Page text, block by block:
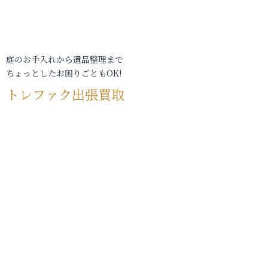
庭のお手入れから遺品整理まで
ちょっとしたお困りごともOK!
トレファク出張買取